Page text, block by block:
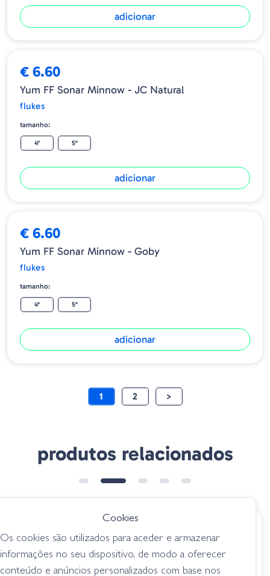
adicionar
€ 6.60
Yum FF Sonar Minnow - JC Natural
flukes
tamanho:
4" 5"
adicionar
€ 6.60
Yum FF Sonar Minnow - Goby
flukes
tamanho:
4" 5"
adicionar
1 2 >
produtos relacionados
€ 6.60
Yum Break´n Shad
- 502
Amostra Twitch
Minnow Silver Blue
Cookies
Os cookies são utilizados para aceder e armazenar
informações no seu dispositivo, de modo a oferecer
conteúdo e anúncios personalizados com base nos